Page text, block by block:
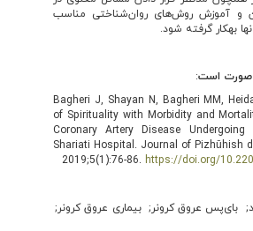
و آموزش روش‌های روان‌شناختی مناسب
به­کار گرفته شود.
صورت است:
Bagheri J, Shayan N, Bagheri MM,
of Spirituality with Morbidity and
Coronary Artery Disease Undergoing
Shariati Hospital. Journal of Pizhūhish
2019;5(1):76-86. https://doi.org/
بای‌پس عروق کرونر
بیماری عروق کرونر